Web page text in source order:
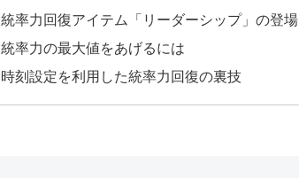
統率力回復アイテム「リーダーシップ」の登場
統率力の最大値をあげるには
時刻設定を利用した統率力回復の裏技